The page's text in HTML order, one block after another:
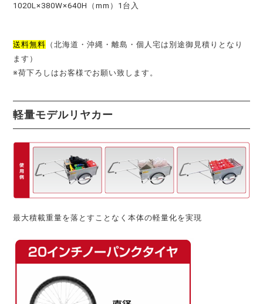
1020L×380W×640H（mm）1台入
送料無料 （北海道・沖縄・離島・個人宅は別途御見積りとなり
ます）
※荷下ろしはお客様でお願い致します。
軽量モデルリヤカー
最大積載重量を落とすことなく本体の軽量化を実現